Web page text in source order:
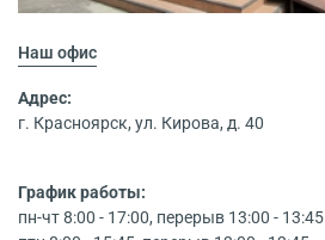
Наш офис
Адрес:
г. Красноярск, ул. Кирова, д. 40
График работы:
пн-чт 8:00 - 17:00, перерыв 13:00 - 13:45